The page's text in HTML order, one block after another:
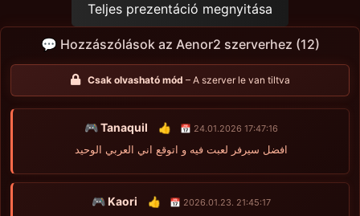
Teljes prezentáció megnyitása
💬 Hozzászólások az Aenor2 szerverhez (12)
Csak olvasható mód – A szerver le van tiltva
🎮 Tanaquil 👍 📅 24.01.2026 17:47:16
افضل سيرفر لعبت فيه و اتوقع اني العربي الوحيد
🎮 Kaori 👍 📅 2026.01.23. 21:45:17